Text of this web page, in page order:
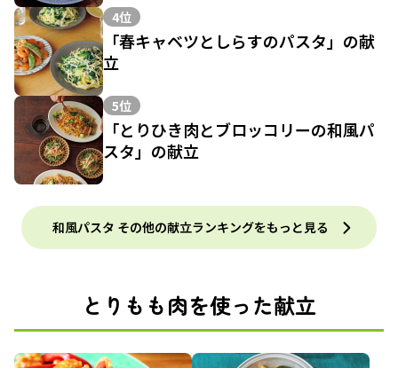
4位
「春キャベツとしらすのパスタ」の献
立
5位
「とりひき肉とブロッコリーの和風パ
スタ」の献立
和風パスタ その他の献立ランキングをもっと見る
とりもも肉を使った献立